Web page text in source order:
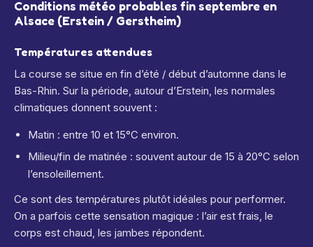
Conditions météo probables fin septembre en
Alsace (Erstein / Gerstheim)
Températures attendues
La course se situe en fin d’été / début d’automne dans le
Bas-Rhin. Sur la période, autour d’Erstein, les normales
climatiques donnent souvent :
Matin : entre 10 et 15°C environ.
Milieu/fin de matinée : souvent autour de 15 à 20°C selon
l’ensoleillement.
Ce sont des températures plutôt idéales pour performer.
On a parfois cette sensation magique : l’air est frais, le
corps est chaud, les jambes répondent.